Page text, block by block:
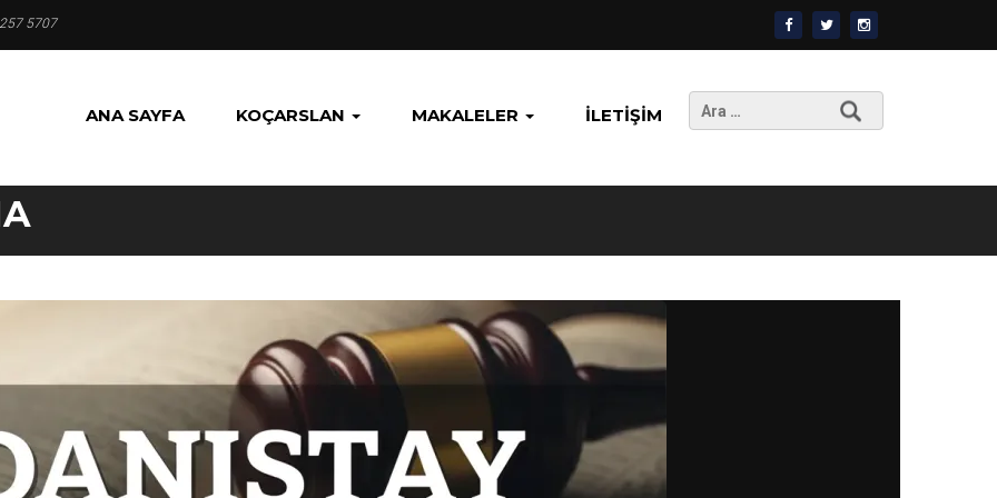
5707
ANA SAYFA KOÇARSLAN MAKALELER İLETIŞIM
Arama: